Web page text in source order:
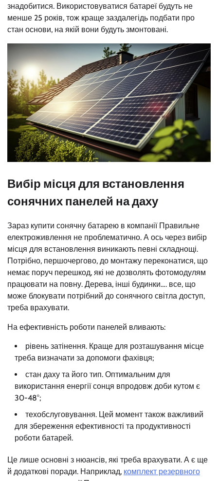
знадобитися. Використовуватися батареї будуть не
менше 25 років, тож краще заздалегідь подбати про
стан основи, на якій вони будуть змонтовані.
Вибір місця для встановлення
сонячних панелей на даху
Зараз купити сонячну батарею в компанії Правильне
електроживлення не проблематично. А ось через вибір
місця для встановлення виникають певні складнощі.
Потрібно, першочергово, до монтажу переконатися, що
немає поруч перешкод, які не дозволять фотомодулям
працювати на повну. Дерева, інші будинки…. все, що
може блокувати потрібний до сонячного світла доступ,
треба врахувати.
На ефективність роботи панелей вливають:
рівень затінення. Краще для розташування місце
треба визначати за допомоги фахівця;
стан даху та його тип. Оптимальним для
використання енергії сонця впродовж доби кутом є
30-48°;
техобслуговування. Цей момент також важливий
для збереження ефективності та продуктивності
роботи батарей.
Це лише основні з нюансів, які треба врахувати. А є ще
й додаткові поради. Наприклад, комплект резервного